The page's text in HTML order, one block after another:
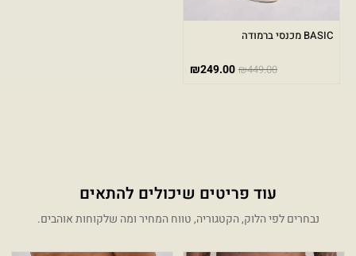
BASIC מכנסי ברמודה
₪449.00
₪249.00
עוד פריטים שיכולים להתאים
נבחרים לפי הלוק, הקטגוריה, טווח המחיר ומה שלקוחות אוהבים.